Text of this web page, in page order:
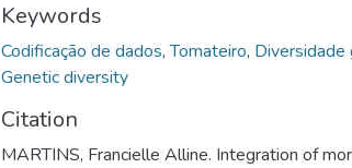
Keywords
Codificação de dados,Tomateiro, Diversidade
Genetic diversity
Citation
MARTINS, Francielle Alline. Integration of